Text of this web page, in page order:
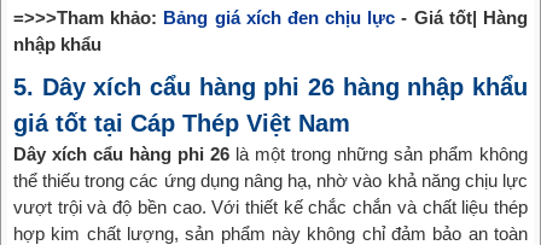
=>>>Tham khảo: Bảng giá xích đen chịu lực - Giá tốt| Hàng
nhập khẩu
5. Dây xích cẩu hàng phi 26 hàng nhập khẩu
giá tốt tại Cáp Thép Việt Nam
Dây xích cẩu hàng phi 26 là một trong những sản phẩm không
thể thiếu trong các ứng dụng nâng hạ, nhờ vào khả năng chịu lực
vượt trội và độ bền cao. Với thiết kế chắc chắn và chất liệu thép
hợp kim chất lượng, sản phẩm này không chỉ đảm bảo an toàn